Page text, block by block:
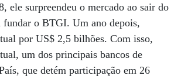
ele surpreendeu o mercado ao sair do
fundar o BTGI. Um ano depois,
por US$ 2,5 bilhões. Com isso,
um dos principais bancos de
que detém participação em 26